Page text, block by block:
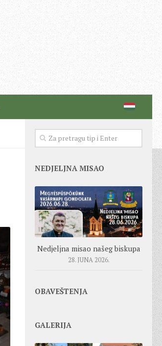
NEDJELJNA MISAO
Nedjeljna misao našeg biskupa
28. JUNA 2026.
OBAVEŠTENJA
GALERIJA